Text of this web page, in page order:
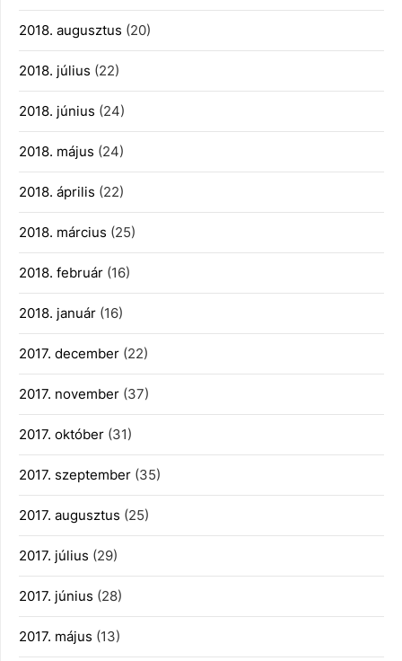
2018. augusztus (20)
2018. július (22)
2018. június (24)
2018. május (24)
2018. április (22)
2018. március (25)
2018. február (16)
2018. január (16)
2017. december (22)
2017. november (37)
2017. október (31)
2017. szeptember (35)
2017. augusztus (25)
2017. július (29)
2017. június (28)
2017. május (13)